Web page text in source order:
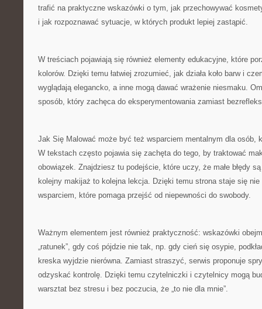
trafić na praktyczne wskazówki o tym, jak przechowywać
i jak rozpoznawać sytuacje, w których produkt lepiej zastąpić.
W treściach pojawiają się również elementy edukacyjne, które
kolorów. Dzięki temu łatwiej zrozumieć, jak działa koło barw i
wyglądają elegancko, a inne mogą dawać wrażenie niesmaku.
sposób, który zachęca do eksperymentowania zamiast
Jak Się Malować może być też wsparciem mentalnym dla osób,
W tekstach często pojawia się zachęta do tego, by traktować
obowiązek. Znajdziesz tu podejście, które uczy, że małe błędy
kolejny makijaż to kolejna lekcja. Dzięki temu strona staje się
wsparciem, które pomaga przejść od niepewności do swobody.
Ważnym elementem jest również praktyczność: wskazówki
„ratunek”, gdy coś pójdzie nie tak, np. gdy cień się osypie,
kreska wyjdzie nierówna. Zamiast straszyć, serwis proponuje
odzyskać kontrolę. Dzięki temu czytelniczki i czytelnicy mogą
warsztat bez stresu i bez poczucia, że „to nie dla mnie”.